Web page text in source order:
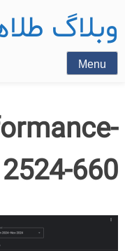
وبلاگ
Menu
660